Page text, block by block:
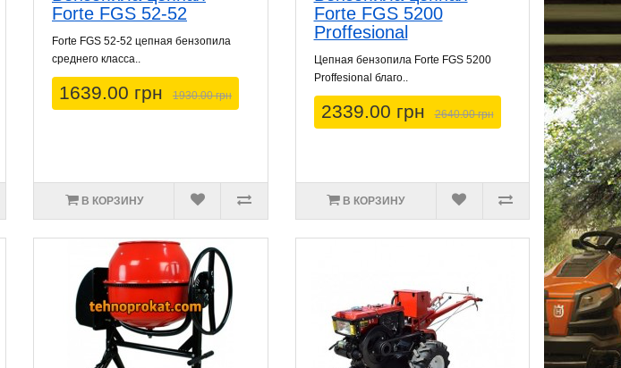
Forte FGS 52-52
Forte FGS 52-52 цепная бензопила
среднего класса..
1639.00 грн 1930.00 грн
В КОРЗИНУ
Forte FGS 5200
Proffesional
Цепная бензопила Forte FGS 5200
Proffesional благо..
2339.00 грн 2640.00 грн
В КОРЗИНУ